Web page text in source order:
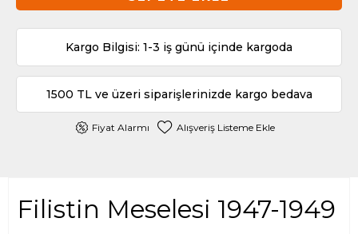
Kargo Bilgisi: 1-3 iş günü içinde kargoda
1500 TL ve üzeri siparişlerinizde kargo bedava
Fiyat Alarmı Alışveriş Listeme Ekle
Filistin Meselesi 1947-1949